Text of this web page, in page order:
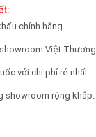
chính hãng
Việt Thương
với chi phí rẻ nhất
showroom rộng khắp.